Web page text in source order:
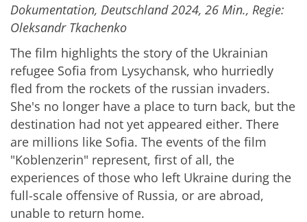
Dokumentation, Deutschland 2024, 26 Min., Regie:
Oleksandr Tkachenko
The film highlights the story of the Ukrainian
refugee Sofia from Lysychansk, who hurriedly
fled from the rockets of the russian invaders.
She's no longer have a place to turn back, but the
destination had not yet appeared either. There
are millions like Sofia. The events of the film
"Koblenzerin" represent, first of all, the
experiences of those who left Ukraine during the
full-scale offensive of Russia, or are abroad,
unable to return home.